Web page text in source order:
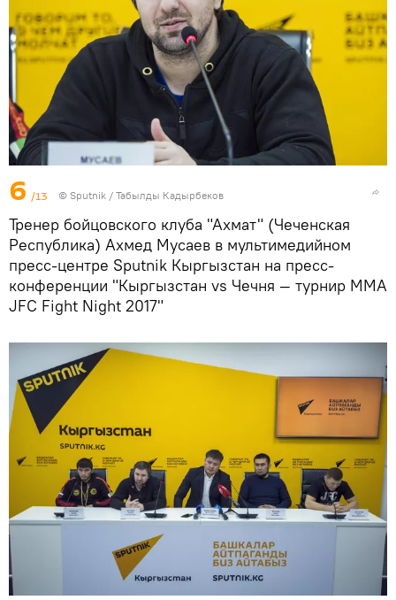
6 /13 © Sputnik / Табылды Кадырбеков
Тренер бойцовского клуба "Ахмат" (Чеченская
Республика) Ахмед Мусаев в мультимедийном
пресс-центре Sputnik Кыргызстан на пресс-
конференции "Кыргызстан vs Чечня — турнир ММА
JFC Fight Night 2017"